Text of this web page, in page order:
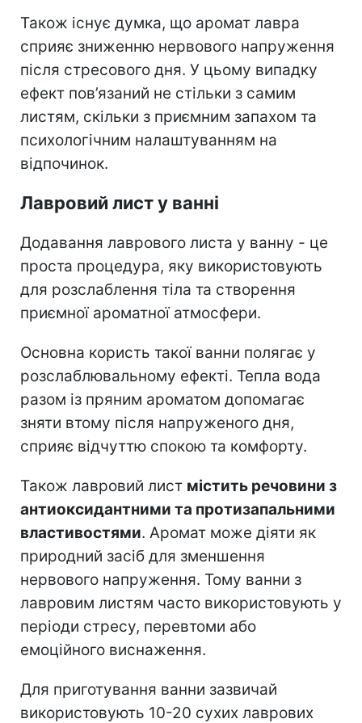
Також існує думка, що аромат лавра
сприяє зниженню нервового напруження
після стресового дня. У цьому випадку
ефект пов’язаний не стільки з самим
листям, скільки з приємним запахом та
психологічним налаштуванням на
відпочинок.
Лавровий лист у ванні
Додавання лаврового листа у ванну - це
проста процедура, яку використовують
для розслаблення тіла та створення
приємної ароматної атмосфери.
Основна користь такої ванни полягає у
розслаблювальному ефекті. Тепла вода
разом із пряним ароматом допомагає
зняти втому після напруженого дня,
сприяє відчуттю спокою та комфорту.
Також лавровий лист містить речовини з
антиоксидантними та протизапальними
властивостями. Аромат може діяти як
природний засіб для зменшення
нервового напруження. Тому ванни з
лавровим листям часто використовують у
періоди стресу, перевтоми або
емоційного виснаження.
Для приготування ванни зазвичай
використовують 10-20 сухих лаврових